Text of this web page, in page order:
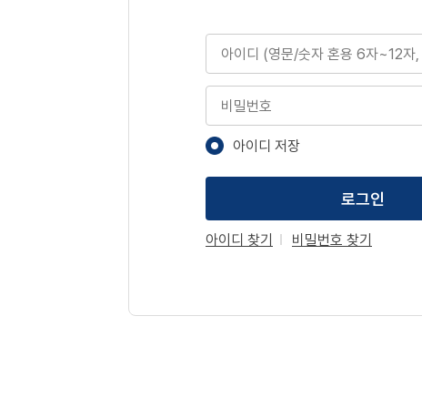
아이디
비밀번호
아이디 저장
로그인
아이디 찾기 비밀번호 찾기